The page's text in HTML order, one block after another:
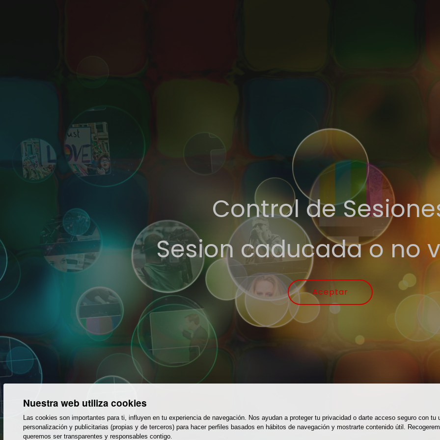
Nuestra web utiliza cookies
Las cookies son importantes para ti, influyen en tu experiencia de navegación. Nos ayudan a proteger tu privacidad o darte acceso seguro con
personalización y publicitarias (propias y de terceros) para hacer perfiles basados en hábitos de navegación y mostrarte contenido útil.
queremos ser transparentes y responsables contigo.
Control de
Sesion caducada o no
Aceptar